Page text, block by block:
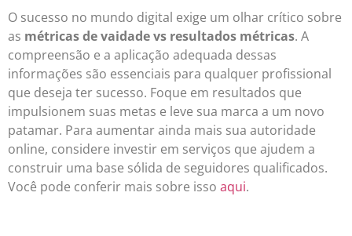
O sucesso no mundo digital exige um olhar crítico sobre
as métricas de vaidade vs resultados métricas. A
compreensão e a aplicação adequada dessas
informações são essenciais para qualquer profissional
que deseja ter sucesso. Foque em resultados que
impulsionem suas metas e leve sua marca a um novo
patamar. Para aumentar ainda mais sua autoridade
online, considere investir em serviços que ajudem a
construir uma base sólida de seguidores qualificados.
Você pode conferir mais sobre isso aqui.